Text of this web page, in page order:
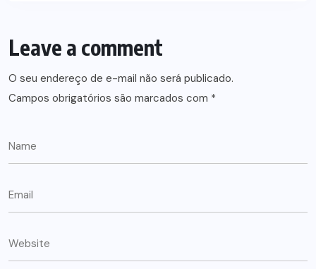
Leave a comment
O seu endereço de e-mail não será publicado.
Campos obrigatórios são marcados com *